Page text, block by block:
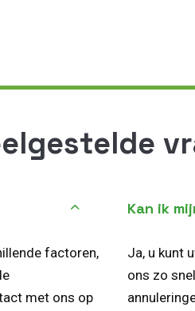
factoren,
met ons op
Kan ik
Ja, u kunt
ons zo